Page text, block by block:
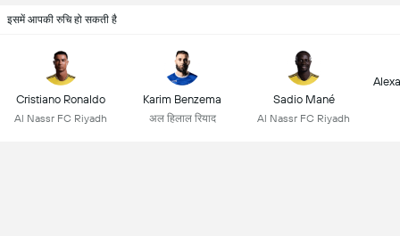
इसमें आपकी रुचि हो सकती है
Cristiano Ronaldo
Al Nassr FC Riyadh
Karim Benzema
अल हिलाल रियाद
Sadio Mané
Al Nassr FC Riyadh